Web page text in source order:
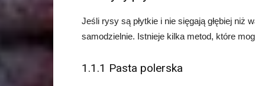
Jeśli rysy są płytkie i nie sięgają głębiej
samodzielnie. Istnieje kilka metod, które
1.1.1 Pasta polerska